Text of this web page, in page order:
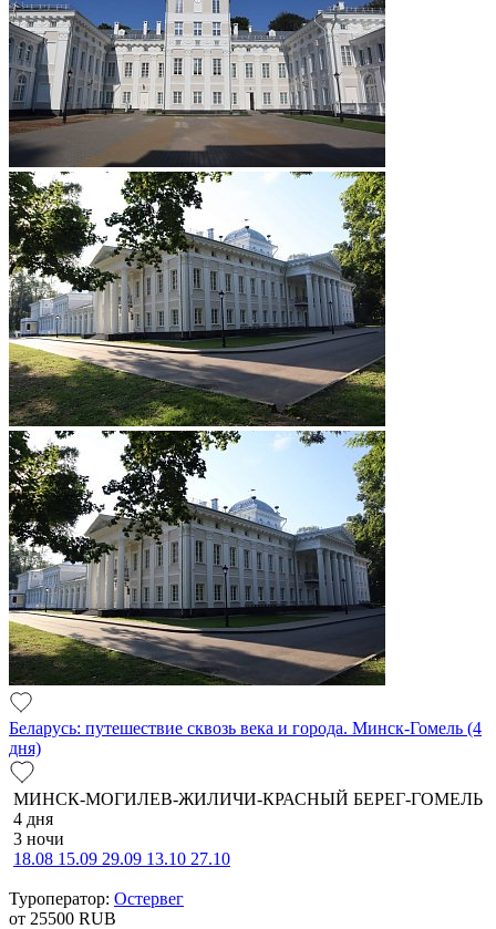
Беларусь: путешествие сквозь века и города. Минск-Гомель (4
дня)
МИНСК-МОГИЛЕВ-ЖИЛИЧИ-КРАСНЫЙ БЕРЕГ-ГОМЕЛЬ
4 дня
3 ночи
18.08 15.09 29.09 13.10 27.10
Туроператор: Остервег
от 25500 RUB